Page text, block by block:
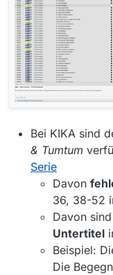
Bei KIKA sind
& Tumtum
Serie
Davon
36, 38-52
Davon
Untertitel
Beispiel:
Die